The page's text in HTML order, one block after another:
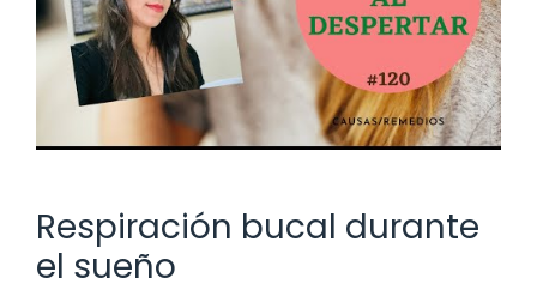
Respiración bucal durante
el sueño